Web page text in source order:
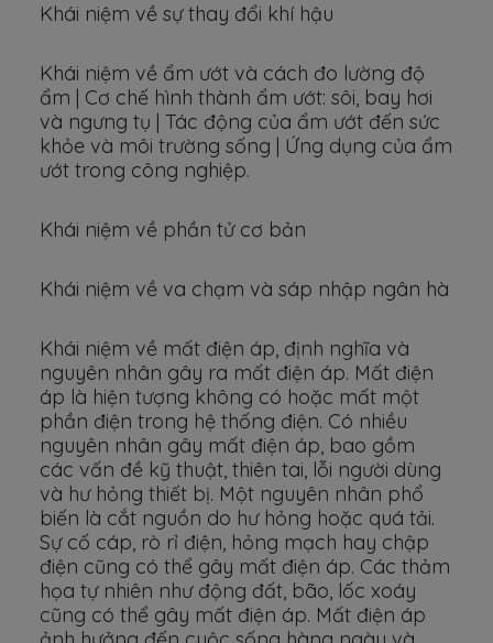
Khái niệm về sự thay đổi khí hậu
Khái niệm về ẩm ướt và cách đo lường độ
ẩm | Cơ chế hình thành ẩm ướt: sôi, bay hơi
và ngưng tụ | Tác động của ẩm ướt đến sức
khỏe và môi trường sống | Ứng dụng của ẩm
ướt trong công nghiệp.
Khái niệm về phần tử cơ bản
Khái niệm về va chạm và sáp nhập ngân hà
Khái niệm về mất điện áp, định nghĩa và
nguyên nhân gây ra mất điện áp. Mất điện
áp là hiện tượng không có hoặc mất một
phần điện trong hệ thống điện. Có nhiều
nguyên nhân gây mất điện áp, bao gồm
các vấn đề kỹ thuật, thiên tai, lỗi người dùng
và hư hỏng thiết bị. Một nguyên nhân phổ
biến là cắt nguồn do hư hỏng hoặc quá tải.
Sự cố cáp, rò rỉ điện, hỏng mạch hay chập
điện cũng có thể gây mất điện áp. Các thảm
họa tự nhiên như động đất, bão, lốc xoáy
cũng có thể gây mất điện áp. Mất điện áp